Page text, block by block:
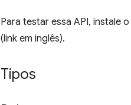
Para testar essa API, instale o
(link em inglês).
Tipos